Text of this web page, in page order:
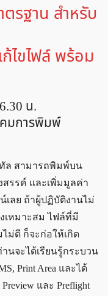
รฐาน สำหรับ
ไขไฟล์ พร้อม
น.
มการพิมพ์
ล สามารถพิมพ์บน
สรรค์ และเพิ่มมูลค่า
เลย ถ้าผู้ปฏิบัติงานไม่
เหมาะสม ไฟล์ที่มี
ม่ดี ก็จะก่อให้เกิด
จะได้เรียนรู้กระบวน
Print Area และได้
และ Preflight